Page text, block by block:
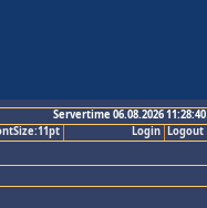
Servertime 06.08.2026 11:28:40
Logout
Login